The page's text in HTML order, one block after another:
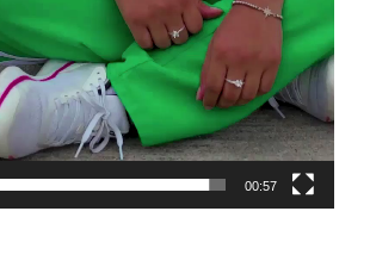
00:57